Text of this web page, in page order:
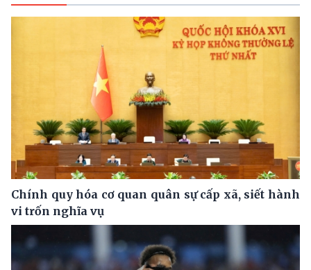
Chính quy hóa cơ quan quân sự cấp xã, siết hành
vi trốn nghĩa vụ